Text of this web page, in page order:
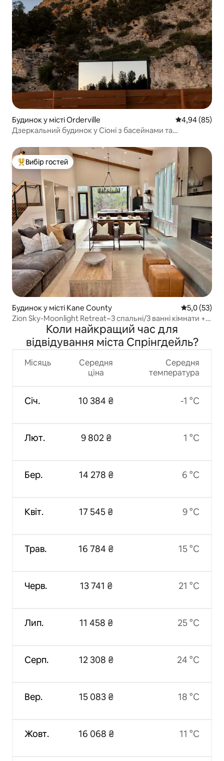
Будинок у місті Orderville Середня
4,94 (85)
Дзеркальний будинок у Сіоні з басейнами та
Топ вибір гостей
Вибір гостей
Будинок у місті Kane County Середня
5,0 (53)
Zion Sky-Moonlight Retreat~3 спальні/3 ванні кімнати +
джакузі + місце для багаття
Коли найкращий час для
відвідування міста Спрінгдейль?
Місяць
Січ.
Лют.
Бер.
Квіт.
Трав.
Черв.
Лип.
Серп.
Вер.
Жовт.
Середня
ціна
10 384 ₴
9 802 ₴
14 278 ₴
17 545 ₴
16 784 ₴
13 741 ₴
11 458 ₴
12 308 ₴
15 083 ₴
16 068 ₴
Середня
температура
-1 °C
1 °C
6 °C
9 °C
15 °C
21 °C
25 °C
24 °C
18 °C
11 °C